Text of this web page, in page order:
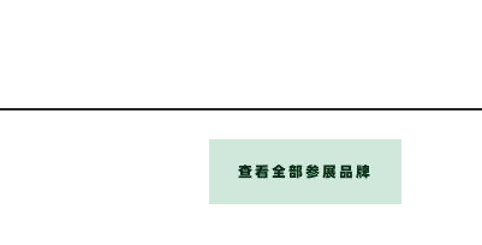
查看全部参展品牌